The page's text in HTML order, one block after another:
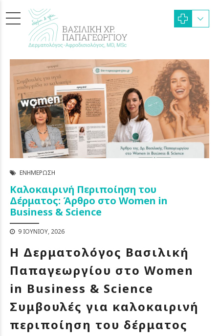
ΕΝΗΜΈΡΩΣΗ
Καλοκαιρινή Περιποίηση του
Δέρματος: Άρθρο στο Women in
Business & Science
9 ΙΟΥΝΊΟΥ, 2026
Η Δερματολόγος Βασιλική
Παπαγεωργίου στο Women
in Business & Science
Συμβουλές για καλοκαιρινή
περιποίηση του δέρματος